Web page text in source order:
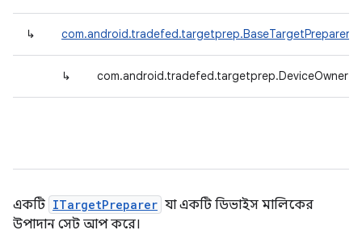
↳ com.android.tradefed.targetprep.BaseTargetPreparer
↳
একটি ITargetPreparer যা একটি ডিভাইস মালিকের
উপাদান সেট আপ করে।